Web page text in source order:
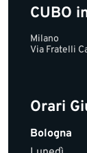
CUBO
Milano
Via Fratelli
Orari
Bologna